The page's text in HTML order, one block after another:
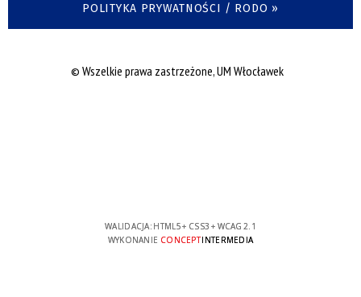
POLITYKA PRYWATNOŚCI / RODO »
© Wszelkie prawa zastrzeżone, UM Włocławek
WALIDACJA: HTML5+ CSS3 + WCAG 2.1
WYKONANIE CONCEPTINTERMEDIA